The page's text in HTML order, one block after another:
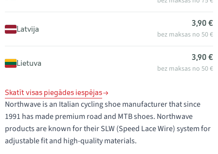
Latvija
3,90 €
bez maksas no 50 €
Lietuva
3,90 €
bez maksas no 50 €
Skatīt visas piegādes iespējas
Northwave is an Italian cycling shoe manufacturer that since
1991 has made premium road and MTB shoes. Northwave
products are known for their SLW (Speed Lace Wire) system for
adjustable fit and high-quality materials.